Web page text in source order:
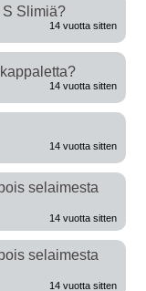
S Slimiä?
14 vuotta sitten
14 vuotta sitten
14 vuotta sitten
selaimesta
14 vuotta sitten
selaimesta
14 vuotta sitten